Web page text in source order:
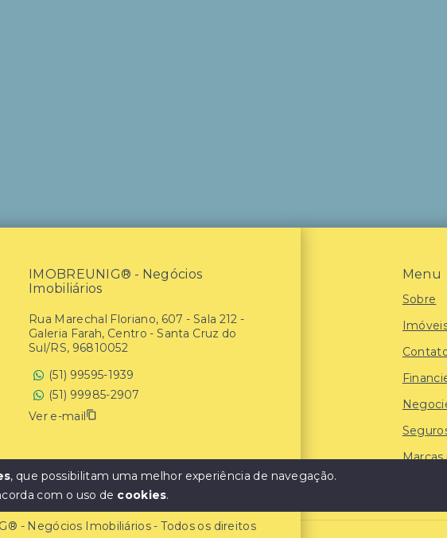
Menu
Sobre
Marcas
IMOBREUNIG® - Negócios
Imobiliários
Rua Marechal Floriano, 607 - Sala 212 -
Galeria Farah, Centro - Santa Cruz do
Sul/RS, 96810052
(51) 99595-1939
(51) 99985-2907
Ver e-mail
- Negócios Imobiliários - Todos os direitos
, que possibilitam uma melhor experiência de navegação.
com o uso de cookies.